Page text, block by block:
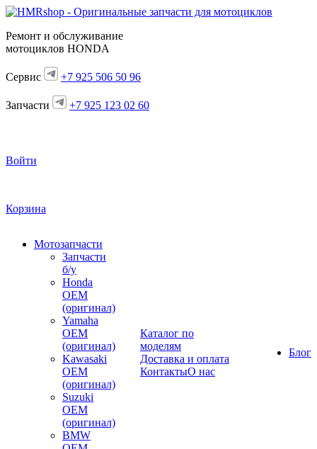
Ремонт и обслуживание
мотоциклов HONDA
Сервис +7 925 506 50 96
Запчасти +7 925 123 02 60
Войти
Корзина
Мотозапчасти
Запчасти
б/у
Honda
OEM
(оригинал)
Yamaha
OEM
(оригинал)
Kawasaki
OEM
(оригинал)
Suzuki
OEM
(оригинал)
BMW
Каталог по
моделям
Доставка и оплата
КонтактыО нас
Блог